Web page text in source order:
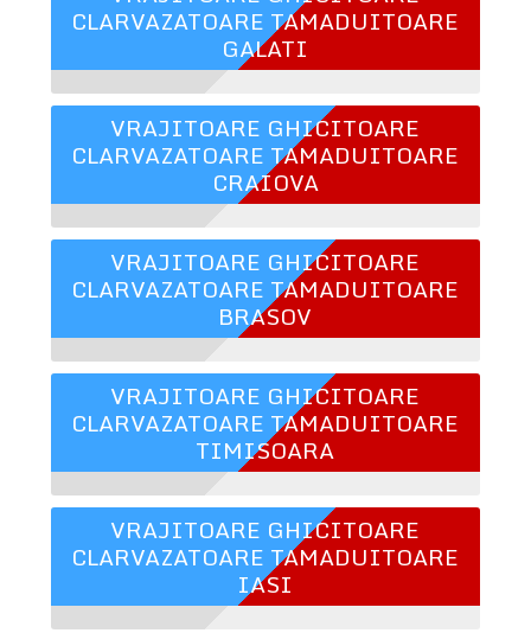
CLARVAZATOARE TAMADUITOARE
GALATI
VRAJITOARE GHICITOARE
CLARVAZATOARE TAMADUITOARE
CRAIOVA
VRAJITOARE GHICITOARE
CLARVAZATOARE TAMADUITOARE
BRASOV
VRAJITOARE GHICITOARE
CLARVAZATOARE TAMADUITOARE
TIMISOARA
VRAJITOARE GHICITOARE
CLARVAZATOARE TAMADUITOARE
IASI